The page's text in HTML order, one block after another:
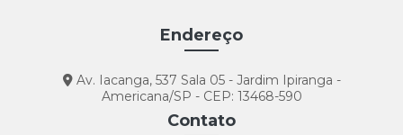
Endereço
Av. Iacanga, 537 Sala 05 - Jardim Ipiranga -
Americana/SP - CEP: 13468-590
Contato